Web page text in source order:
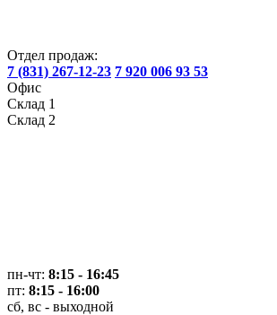
Отдел продаж:
7 (831) 267-12-23 7 920 006 93 53
Офис
Склад 1
Склад 2
пн-чт: 8:15 - 16:45
пт: 8:15 - 16:00
сб, вс - выходной